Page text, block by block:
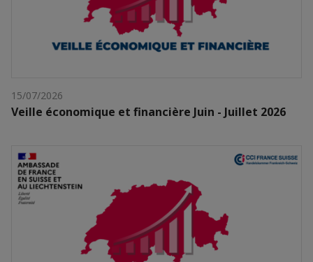
15/07/2026
Veille économique et financière Juin - Juillet 2026